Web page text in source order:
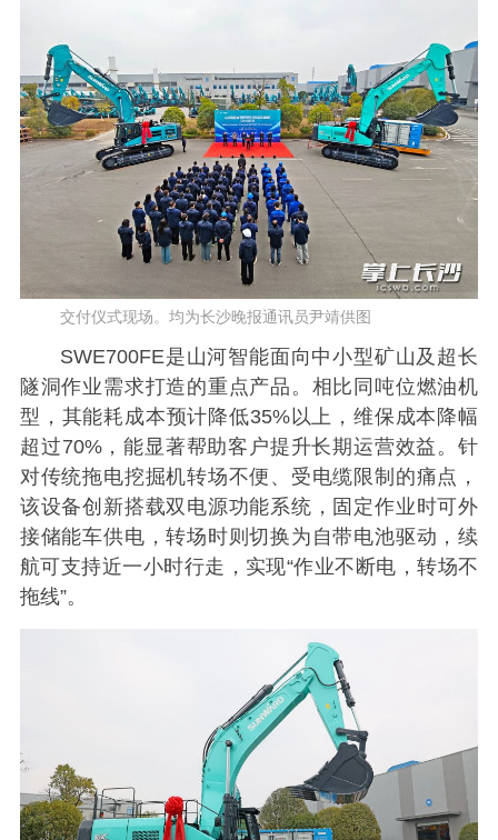
交付仪式现场。均为长沙晚报通讯员尹靖供图
SWE700FE是山河智能面向中小型矿山及超长
隧洞作业需求打造的重点产品。相比同吨位燃油机
型，其能耗成本预计降低35%以上，维保成本降幅
超过70%，能显著帮助客户提升长期运营效益。针
对传统拖电挖掘机转场不便、受电缆限制的痛点，
该设备创新搭载双电源功能系统，固定作业时可外
接储能车供电，转场时则切换为自带电池驱动，续
航可支持近一小时行走，实现“作业不断电，转场不
拖线”。